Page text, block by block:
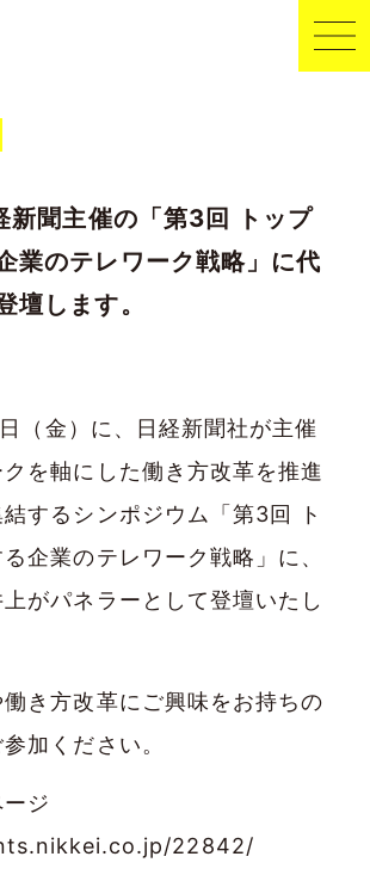
新聞主催の「第3回 トップ
業のテレワーク戦略」に代
壇します。
（金）に、日経新聞社が主催
を軸にした働き方改革を推進
するシンポジウム「第3回 ト
企業のテレワーク戦略」に、
がパネラーとして登壇いたし
き方改革にご興味をお持ちの
加ください。
ジ
22842/